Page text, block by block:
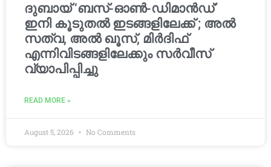
ദുബായ് ‘ബസ്-ഓൺ-ഡിമാൻഡ്’
ഇനി കൂടുതൽ ഇടങ്ങളിലേക്ക് ; അൽ
സത്വ, അൽ ഖൂസ്, മിർദിഫ്
എന്നിവിടങ്ങളിലേക്കും സർവീസ്
വ്യാപിപ്പിച്ചു
READ MORE »
August 5, 2026 No Comments